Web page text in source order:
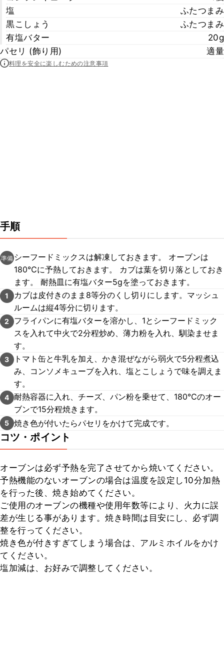
塩
ふたつまみ
黒こしょう
ふたつまみ
有塩バター
20g
パセリ (飾り用)
適量
料理を安全に楽しむための注意事項
手順
準備 シーフードミックスは解凍しておきます。 オーブンは
180℃に予熱しておきます。 カブは葉を切り落としておき
ます。 耐熱皿に有塩バター5gを塗っておきます。
1
カブは皮付きのまま8等分のくし切りにします。マッシュ
ルームは縦4等分に切ります。
2
フライパンに有塩バターを溶かし、1とシーフードミック
スを入れて中火で2分程炒め、薄力粉を入れ、馴染ませま
す。
3
トマト缶と牛乳を加え、かき混ぜながら弱火で5分程煮込
み、コンソメキューブを入れ、塩とこしょうで味を調えま
す。
4 耐熱容器に入れ、チーズ、パン粉を乗せて、180℃のオー
ブンで15分程焼きます。
5 焼き色が付いたらパセリをかけて完成です。
コツ・ポイント
オーブンは必ず予熱を完了させてから焼いてください。
予熱機能のないオーブンの場合は温度を設定し10分加熱
を行った後、焼き始めてください。
ご使用のオーブンの機種や使用年数等により、火力に誤
差が生じる事があります。焼き時間は目安にし、必ず調
整を行ってください。
焼き色が付きすぎてしまう場合は、アルミホイルをかけ
てください。
塩加減は、お好みで調整してください。